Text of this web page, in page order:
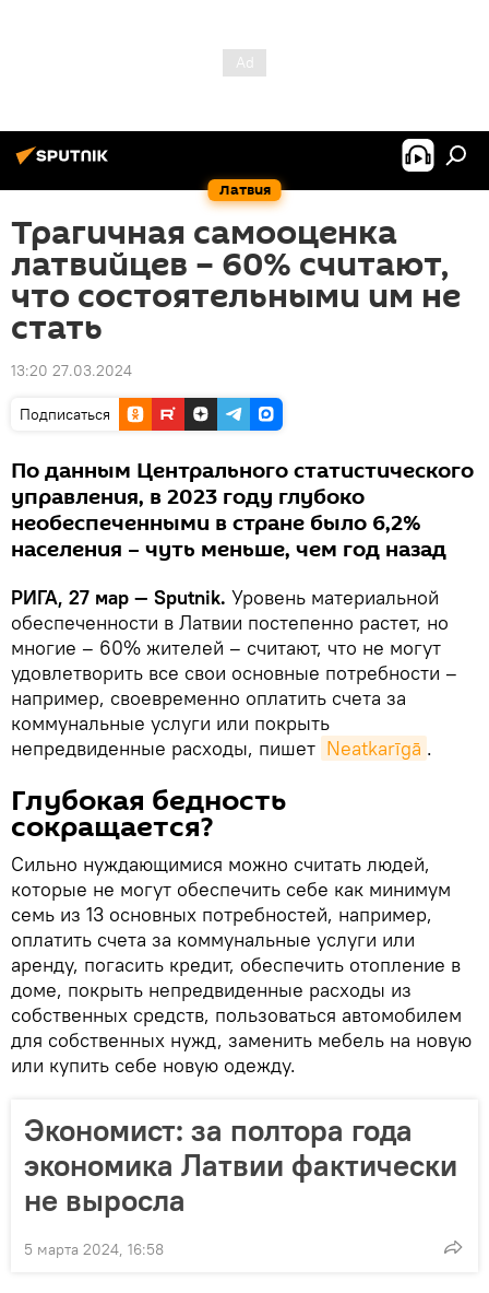
Латвия
Трагичная самооценка
латвийцев – 60% считают,
что состоятельными им не
стать
13:20 27.03.2024
Подписаться
По данным Центрального статистического
управления, в 2023 году глубоко
необеспеченными в стране было 6,2%
населения – чуть меньше, чем год назад
РИГА, 27 мар — Sputnik. Уровень материальной
обеспеченности в Латвии постепенно растет, но
многие – 60% жителей – считают, что не могут
удовлетворить все свои основные потребности –
например, своевременно оплатить счета за
коммунальные услуги или покрыть
непредвиденные расходы, пишет Neatkarīgā .
Глубокая бедность
сокращается?
Сильно нуждающимися можно считать людей,
которые не могут обеспечить себе как минимум
семь из 13 основных потребностей, например,
оплатить счета за коммунальные услуги или
аренду, погасить кредит, обеспечить отопление в
доме, покрыть непредвиденные расходы из
собственных средств, пользоваться автомобилем
для собственных нужд, заменить мебель на новую
или купить себе новую одежду.
Экономист: за полтора года
экономика Латвии фактически
не выросла
5 марта 2024, 16:58